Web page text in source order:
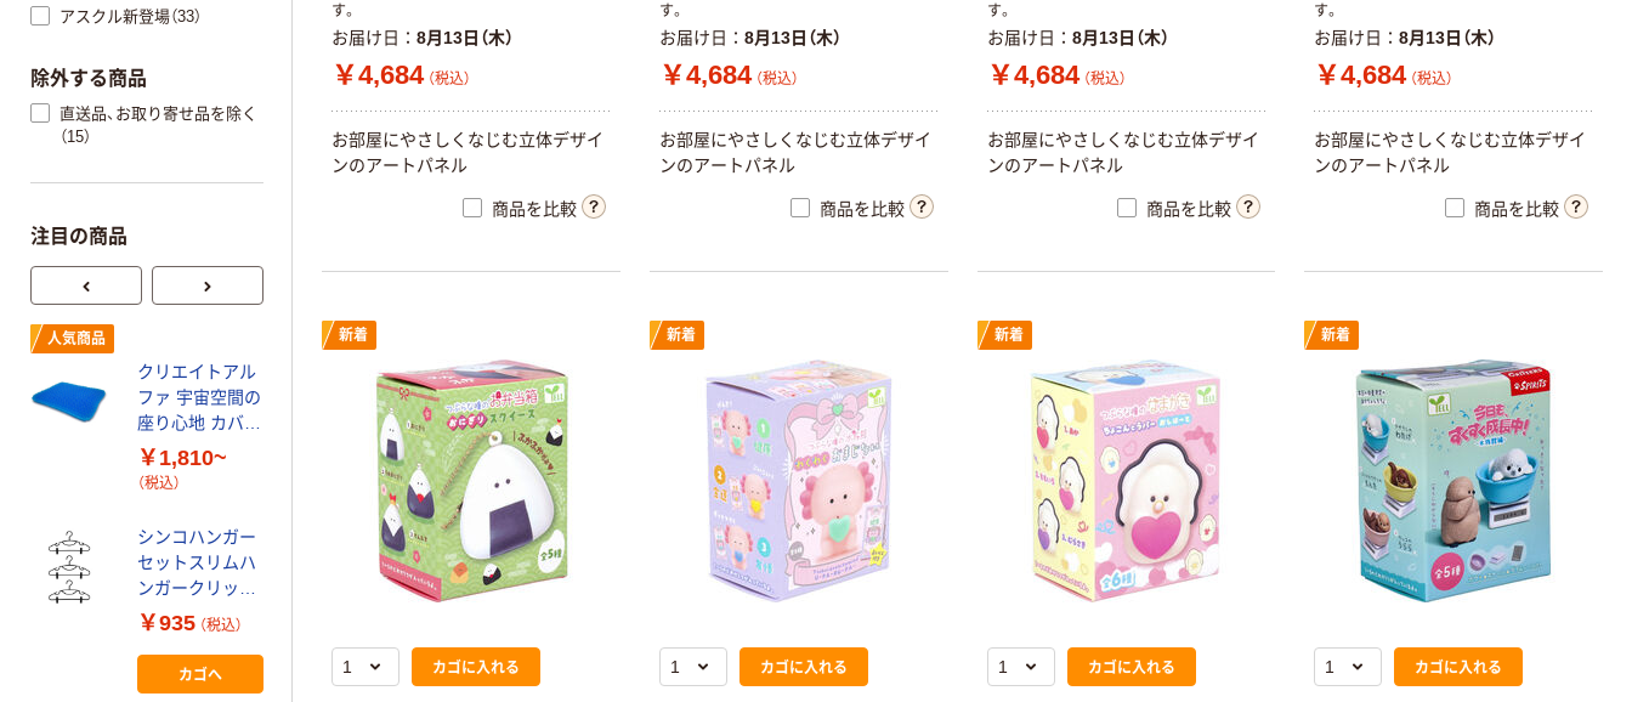
す。
お届け日 8月13日（木）
￥4,684 （税込）
お部屋にやさしくなじむ立体デザイ
ンのアートパネル
商品を比較
す。
お届け日 8月13日（木）
￥4,684 （税込）
お部屋にやさしくなじむ立体デザイ
ンのアートパネル
商品を比較
す。
お届け日 8月13日（木）
￥4,684 （税込）
お部屋にやさしくなじむ立体デザイ
ンのアートパネル
商品を比較
す。
お届け日 8月13日（木）
￥4,684 （税込）
お部屋にやさしくなじむ立体デザイ
ンのアートパネル
商品を比較
新着
カゴに入れる
新着
カゴに入れる
新着
カゴに入れる
新着
カゴに入れる
アスクル新登場（33）
除外する商品
直送品、お取り寄せ品を除く
（15）
注目の商品
人気商品
クリエイトアル
ファ 宇宙空間の
座り心地 カバー
付2層GELクッ
ション 4582228
￥1,810~
（税込）
シンコハンガー
セットスリムハ
ンガークリップ
付き 3本組
1セット
￥935 （税込）
カゴへ
ハンガー Mad-
PL03 ハンガー
ラック 家具
￥4,580~
（税込）
アイリスオーヤ
マ パイプハンガ
ーラック ダブル
ブラック 幅810-
1265×高さ895-
E280S 1台
￥4,780 （税込）
YAMAZEN（山
ンガー 木製ハン
ガー5本付
￥7,110~
サントミ パワフ
ルハンガー 耐荷
重70kg
￥8,880~
チャーム （観葉
植物）スパティ
ICHIBA シーム
ケーアイジャパ
ン 人工観葉植物
フェイクグリー
ン 造花 光触媒
クリエイトアル
ファ 宇宙空間の
座り心地 カバー
付2層GELクッ
ション 4582228
214187
￥1,810~
（税込）
シンコハンガー
セットスリムハ
ンガークリップ